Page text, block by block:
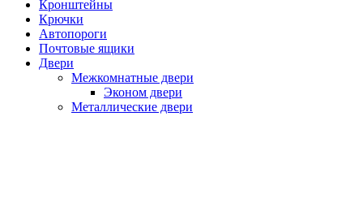
Кронштейны
Крючки
Автопороги
Почтовые ящики
Двери
Межкомнатные двери
Эконом двери
Металлические двери